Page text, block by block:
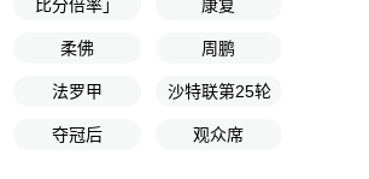
比分倍率」 康复
柔佛 周鹏
法罗甲 沙特联第25轮
夺冠后 观众席